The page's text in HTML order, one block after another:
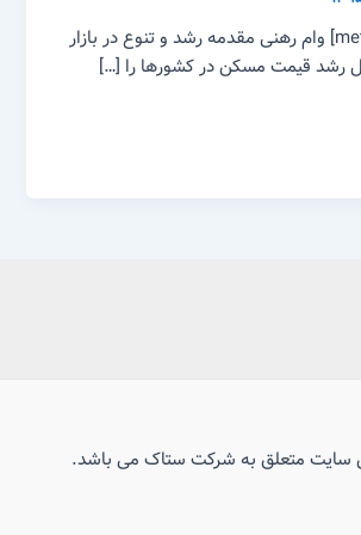
[metaslider id=602] وام رهنی مقدمه رشد و تنوع در بازار
رشد قیمت مسکن در کشورها را […]
سایت متعلق به شرکت ستاک می باشد.